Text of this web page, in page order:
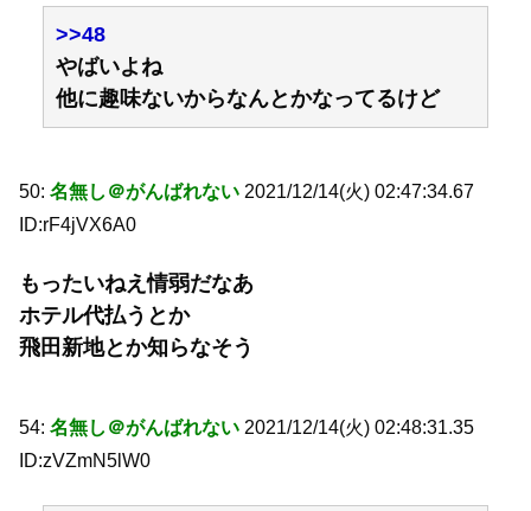
>>48
やばいよね
他に趣味ないからなんとかなってるけど
50: 名無し＠がんばれない 2021/12/14(火) 02:47:34.67
ID:rF4jVX6A0
もったいねえ情弱だなあ
ホテル代払うとか
飛田新地とか知らなそう
54: 名無し＠がんばれない 2021/12/14(火) 02:48:31.35
ID:zVZmN5lW0